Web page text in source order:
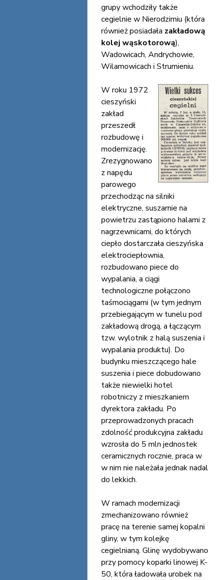
grupy wchodziły także
cegielnie w Nierodzimiu (która
również posiadała zakładową
kolej wąskotorową),
Wadowicach, Andrychowie,
Wilamowicach i Strumieniu.
W roku 1972
cieszyński
zakład
przeszedł
rozbudowę i
modernizację.
Zrezygnowano
z napędu
parowego
przechodząc na silniki
elektryczne, suszarnie na
powietrzu zastąpiono halami z
nagrzewnicami, do których
ciepło dostarczała cieszyńska
elektrociepłownia,
rozbudowano piece do
wypalania, a ciągi
technologiczne połączono
taśmociągami (w tym jednym
przebiegającym w tunelu pod
zakładową drogą, a łączącym
tzw. wylotnik z halą suszenia i
wypalania produktu). Do
budynku mieszczącego hale
suszenia i piece dobudowano
także niewielki hotel
robotniczy z mieszkaniem
dyrektora zakładu. Po
przeprowadzonych pracach
zdolność produkcyjna zakładu
wzrosła do 5 mln jednostek
ceramicznych rocznie, praca w
w nim nie należała jednak nadal
do lekkich.
W ramach modernizacji
zmechanizowano również
pracę na terenie samej kopalni
gliny, w tym kolejkę
cegielnianą. Glinę wydobywano
przy pomocy koparki linowej K-
50, która ładowała urobek na